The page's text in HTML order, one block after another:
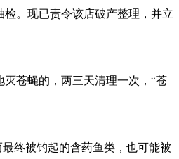
。现已责令该店破产整理，并立
苍蝇的，两三天清理一次，“苍
终被钓起的含药鱼类，也可能被